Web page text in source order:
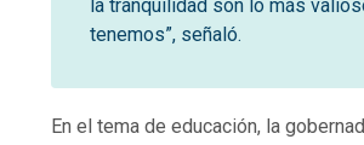
la tranquilidad son lo más
tenemos”, señaló.
En el tema de educación, la